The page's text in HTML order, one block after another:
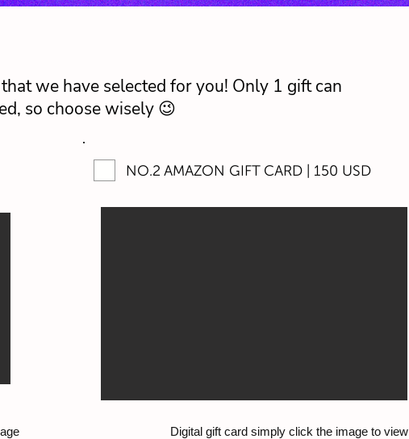
we have selected for you! Only 1 gift can
so choose wisely 😉
NO.2 AMAZON GIFT CARD | 150 USD
Digital gift card simply click the image to view